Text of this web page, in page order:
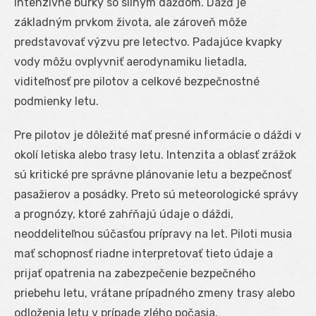
základným prvkom života, ale zároveň môže
predstavovať výzvu pre letectvo. Padajúce kvapky
vody môžu ovplyvniť aerodynamiku lietadla,
viditeľnosť pre pilotov a celkové bezpečnostné
podmienky letu.
Pre pilotov je dôležité mať presné informácie o dáždi v
okolí letiska alebo trasy letu. Intenzita a oblasť zrážok
sú kritické pre správne plánovanie letu a bezpečnosť
pasažierov a posádky. Preto sú meteorologické správy
a prognózy, ktoré zahŕňajú údaje o dáždi,
neoddeliteľnou súčasťou prípravy na let. Piloti musia
mať schopnosť riadne interpretovať tieto údaje a
prijať opatrenia na zabezpečenie bezpečného
priebehu letu, vrátane prípadného zmeny trasy alebo
odloženia letu v prípade zlého počasia.